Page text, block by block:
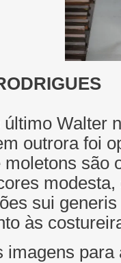
Walter
outrora foi
moletons são
sui
às
imagens